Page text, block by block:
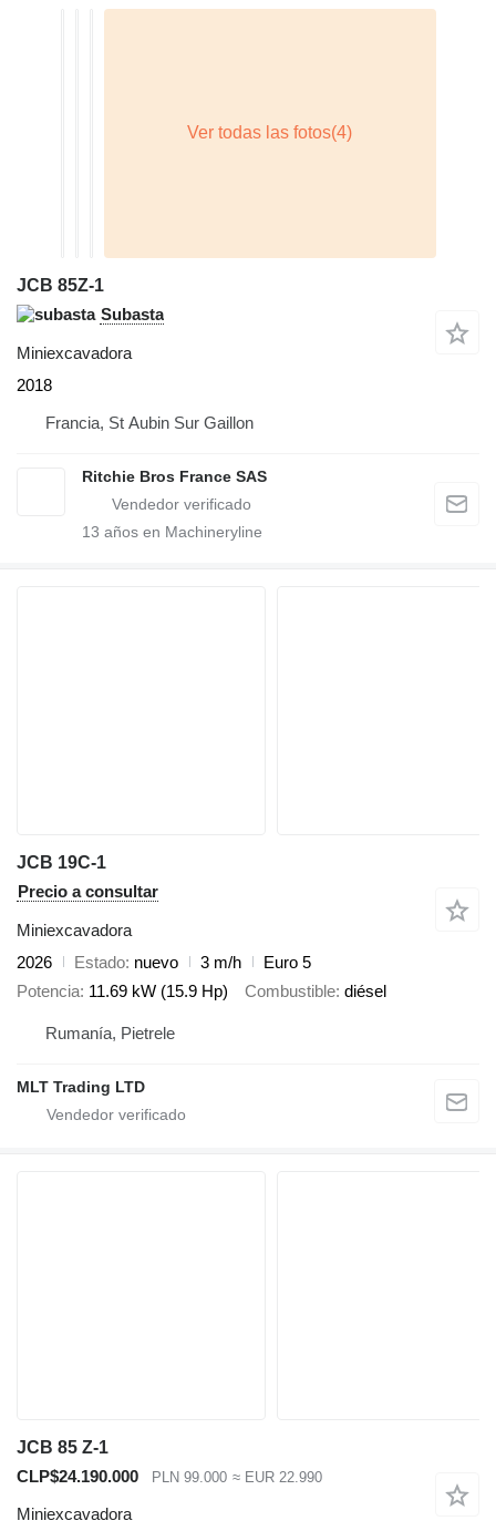
JCB 85Z-1
Subasta
Miniexcavadora
2018
Francia, St Aubin Sur Gaillon
Ritchie Bros France SAS
13 años en Machineryline
JCB 19C-1
Precio a consultar
Miniexcavadora
2026
Estado nuevo 3 m/h
Euro 5
Potencia 11.69 kW (15.9 Hp) Combustible diésel
Rumanía, Pietrele
MLT Trading LTD
JCB 85 Z-1
CLP$24.190.000
PLN 99.000 ≈ EUR 22.990
Miniexcavadora